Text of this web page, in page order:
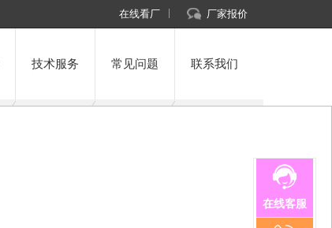
在线看厂 厂家报价
技术服务 常见问题 联系我们
在线客服